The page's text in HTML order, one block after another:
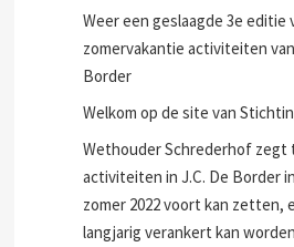
Weer een geslaagde 3e editie
zomervakantie activiteiten van
Border
Welkom op de site van
Wethouder Schrederhof zegt
activiteiten in J.C. De Border
zomer 2022 voort kan zetten,
langjarig verankert kan